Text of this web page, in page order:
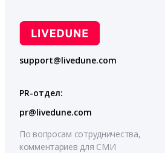
support@livedune.com
PR-отдел:
pr@livedune.com
По вопросам сотрудничества,
комментариев для СМИ